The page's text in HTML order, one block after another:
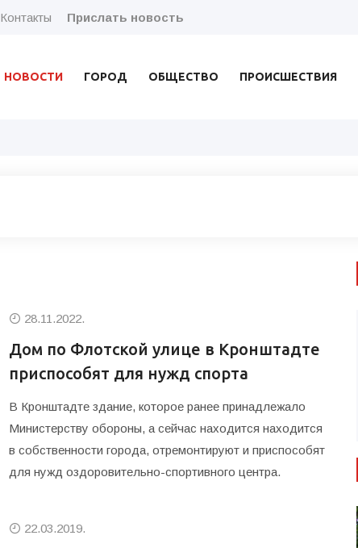
Контакты Прислать новость
НОВОСТИ ГОРОД ОБЩЕСТВО ПРОИСШЕСТВИЯ
28.11.2022.
Дом по Флотской улице в Кронштадте
приспособят для нужд спорта
В Кронштадте здание, которое ранее принадлежало
Министерству обороны, а сейчас находится находится
в собственности города, отремонтируют и приспособят
для нужд оздоровительно-спортивного центра.
22.03.2019.